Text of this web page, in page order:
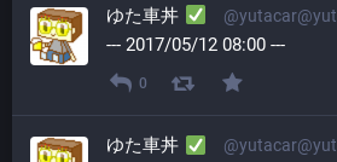
ゆた車丼
--- 2017/05/12 08:00 ---
0
ゆた車丼